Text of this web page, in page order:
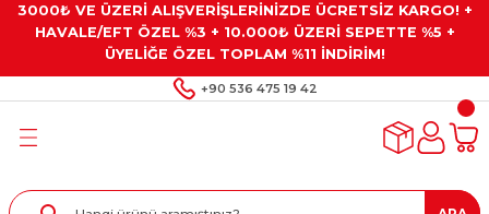
3000₺ VE ÜZERİ ALIŞVERİŞLERİNİZDE ÜCRETSİZ KARGO! +
HAVALE/EFT ÖZEL %3 + 10.000₺ ÜZERİ SEPETTE %5 +
ÜYELİĞE ÖZEL TOPLAM %11 İNDİRİM!
+90 536 475 19 42
Geri Dön
Geri Dön
Geri Dön
Gresler
Geri Dön
Alet Setleri
Geri Dön
Taşları ve